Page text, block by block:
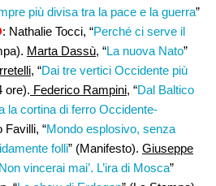
più divisa tra la pace e la guerra”
: Nathalie Tocci, “Perché ci serve il
Marta Dassù, “La nuova Nato”
, “Dai tre vertici Occidente più
ore). Federico Rampini, “Dal Baltico
la cortina di ferro Occidente-
Favilli, “Mondo esplosivo, senza
folli” (Manifesto). Giuseppe
vincerai mai’. L’ira di Mosca”